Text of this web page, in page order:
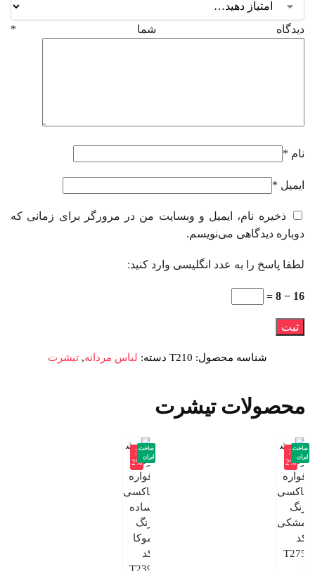
دیدگاه شما *
نام *
ایمیل *
ذخیره نام، ایمیل و وبسایت من در مرورگر برای زمانی که
دوباره دیدگاهی می‌نویسم.
لطفا پاسخ را به عدد انگلیسی وارد کنید:
16 − 8 =
شناسه محصول: T210 دسته: لباس مردانه, تیشرت
محصولات تیشرت
-3
2%
ساخت
ایران
-3
2%
ساخت
ایران